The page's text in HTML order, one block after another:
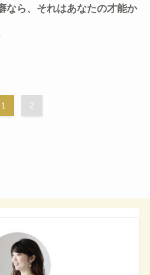
なら、それはあなたの才能か
1 2